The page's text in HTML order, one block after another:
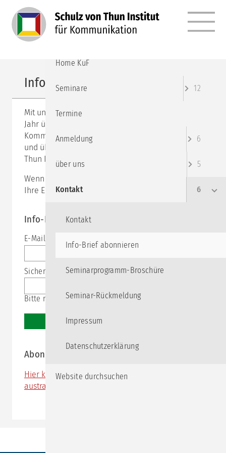
Info-Brief abonnieren
Mit unserem Info-Brief informieren wir 3 - 4 mal pro
Jahr über Neuigkeiten rund um die
Kommunikationspsychologie nach Schulz von Thun
und über aktuelle Angebote aus dem Schulz von
Thun Institut.
Wenn Sie daran Interesse haben, tragen Sie bitte
Ihre E-Mail-Adresse ein:
Info-Brief abonnieren
Pflichtfeld
E-Mail-Adresse
Pflichtfeld
Sicherheitsfrage*
Bitte rechnen Sie 8 plus 7.
Abonnieren
Abonnement beenden
Hier können Sie sich aus der Empfängerliste
austragen
MENÜ
Home KuF
Seminare 12
Termine
Anmeldung 6
über uns 5
Kontakt 6
Kontakt
Info-Brief abonnieren
Seminarprogramm-Broschüre
Seminar-Rückmeldung
Impressum
Datenschutzerklärung
Website durchsuchen